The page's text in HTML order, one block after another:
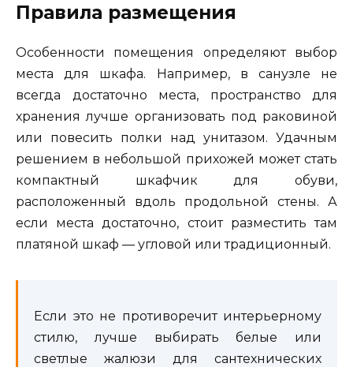
Правила размещения
Особенности помещения определяют выбор
места для шкафа. Например, в санузле не
всегда достаточно места, пространство для
хранения лучше организовать под раковиной
или повесить полки над унитазом. Удачным
решением в небольшой прихожей может стать
компактный шкафчик для обуви,
расположенный вдоль продольной стены. А
если места достаточно, стоит разместить там
платяной шкаф — угловой или традиционный.
Если это не противоречит интерьерному
стилю, лучше выбирать белые или
светлые жалюзи для сантехнических